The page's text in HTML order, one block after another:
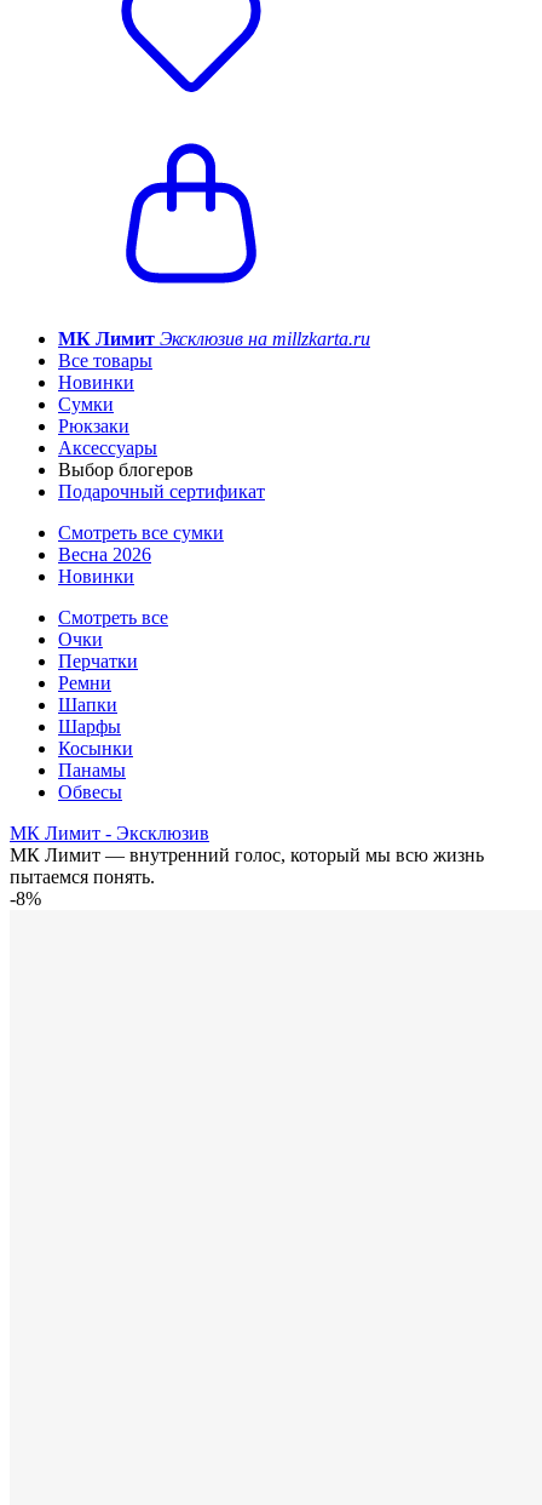
МК Лимит Эксклюзив на millzkarta.ru
Все товары
Новинки
Сумки
Рюкзаки
Аксессуары
Выбор блогеров
Подарочный сертификат
Смотреть все сумки
Весна 2026
Новинки
Смотреть все
Очки
Перчатки
Ремни
Шапки
Шарфы
Косынки
Панамы
Обвесы
МК Лимит - Эксклюзив
МК Лимит — внутренний голос, который мы всю жизнь
пытаемся понять.
-8%